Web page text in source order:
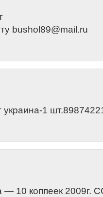
bushol89@mail.ru
украина-1
— 10 коппеек 2009г.